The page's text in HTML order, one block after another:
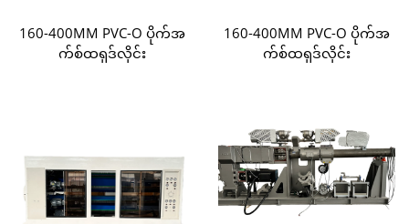
160-400MM PVC-O ပိုက်အ
က်စ်ထရုဒ်လိုင်း
160-400MM PVC-O ပိုက်အ
က်စ်ထရုဒ်လိုင်း